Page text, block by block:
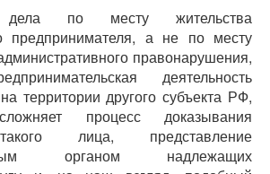
дела по месту жительства
предпринимателя, а не по месту
правонарушения,
деятельность
территории другого субъекта РФ,
процесс доказывания
лица, представление
органом надлежащих